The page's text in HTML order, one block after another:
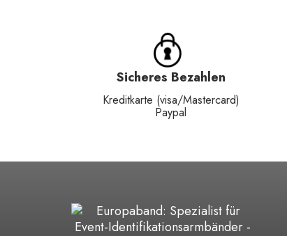
Sicheres Bezahlen
Kreditkarte (visa/Mastercard)
Paypal